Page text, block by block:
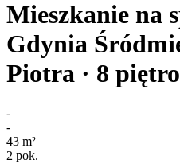
Mieszkanie na
Gdynia
Piotra · 8 piętro
-
-
43 m²
2 pok.